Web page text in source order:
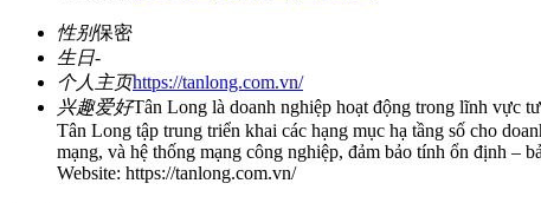
性别保密
生日-
个人主页https://tanlong.com.vn/
兴趣爱好Tân Long là doanh nghiệp hoạt động trong lĩnh vực
Tân Long tập trung triển khai các hạng mục hạ tầng số cho
mạng, và hệ thống mạng công nghiệp, đảm bảo tính ổn định –
Website: https://tanlong.com.vn/